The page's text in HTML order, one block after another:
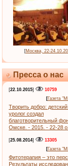
[Москва, 22-
Пресса о нас
[22.10.2015]
10759
[Газета
Творить добро:
уролог создал
благотворительный
Омске. - 2015. - 22-28
[25.08.2014]
13305
[Газета
Фитотерапия – это
Результаты